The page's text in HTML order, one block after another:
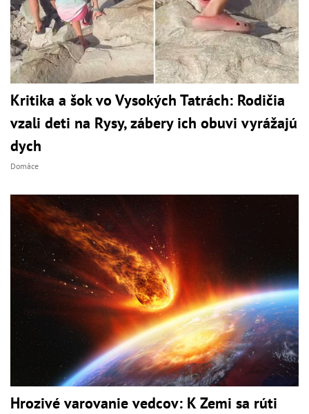
Kritika a šok vo Vysokých Tatrách: Rodičia
vzali deti na Rysy, zábery ich obuvi vyrážajú
dych
Domáce
Hrozivé varovanie vedcov: K Zemi sa rúti